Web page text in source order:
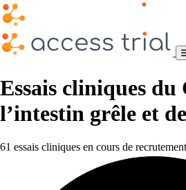
Essais cliniques du
l’intestin grêle et
61 essais cliniques en cours de recrutement